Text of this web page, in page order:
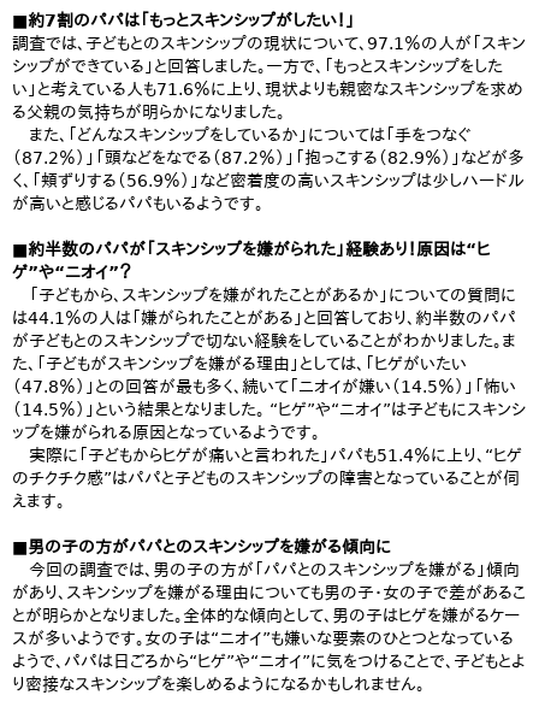
■約7割のパパは「もっとスキンシップがしたい！」
調査では、子どもとのスキンシップの現状について、97.1％の人が「スキン
シップができている」と回答しました。一方で、「もっとスキンシップをした
い」と考えている人も71.6％に上り、現状よりも親密なスキンシップを求め
る父親の気持ちが明らかになりました。
また、「どんなスキンシップをしているか」については「手をつなぐ
（87.2％）」「頭などをなでる（87.2％）」「抱っこする（82.9％）」などが多
く、「頬ずりする（56.9％）」など密着度の高いスキンシップは少しハードル
が高いと感じるパパもいるようです。
■約半数のパパが「スキンシップを嫌がられた」経験あり！原因は“ヒ
ゲ”や“ニオイ”？
「子どもから、スキンシップを嫌がれたことがあるか」についての質問に
は44.1％の人は「嫌がられたことがある」と回答しており、約半数のパパ
が子どもとのスキンシップで切ない経験をしていることがわかりました。ま
た、「子どもがスキンシップを嫌がる理由」としては、「ヒゲがいたい
（47.8％）」との回答が最も多く、続いて「ニオイが嫌い（14.5％）」「怖い
（14.5％）」という結果となりました。 “ヒゲ”や“ニオイ”は子どもにスキンシ
ップを嫌がられる原因となっているようです。
実際に「子どもからヒゲが痛いと言われた」パパも51.4％に上り、“ヒゲ
のチクチク感”はパパと子どものスキンシップの障害となっていることが伺
えます。
■男の子の方がパパとのスキンシップを嫌がる傾向に
今回の調査では、男の子の方が「パパとのスキンシップを嫌がる」傾向
があり、スキンシップを嫌がる理由についても男の子・女の子で差があるこ
とが明らかとなりました。全体的な傾向として、男の子はヒゲを嫌がるケー
スが多いようです。女の子は“ニオイ”も嫌いな要素のひとつとなっている
ようで、パパは日ごろから“ヒゲ”や“ニオイ”に気をつけることで、子どもとよ
り密接なスキンシップを楽しめるようになるかもしれません。